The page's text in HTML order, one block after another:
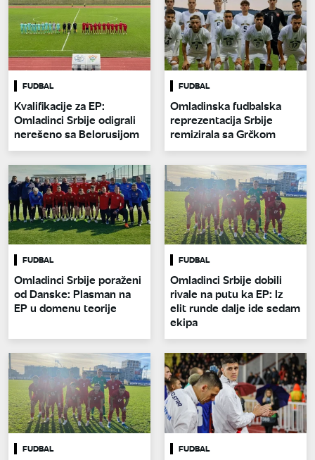
FUDBAL
Kvalifikacije za EP:
Omladinci Srbije odigrali
nerešeno sa Belorusijom
FUDBAL
Omladinska fudbalska
reprezentacija Srbije
remizirala sa Grčkom
FUDBAL
Omladinci Srbije poraženi
od Danske: Plasman na
EP u domenu teorije
FUDBAL
Omladinci Srbije dobili
rivale na putu ka EP: Iz
elit runde dalje ide sedam
ekipa
FUDBAL FUDBAL